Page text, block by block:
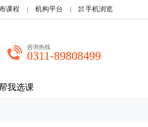
课程 机构平台 手机浏览
咨询热线
0311-89808499
我选课